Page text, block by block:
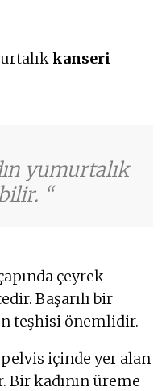
kanseri
yumurtalık
çeyrek
Başarılı bir
teşhisi önemlidir.
içinde yer alan
Bir kadının üreme